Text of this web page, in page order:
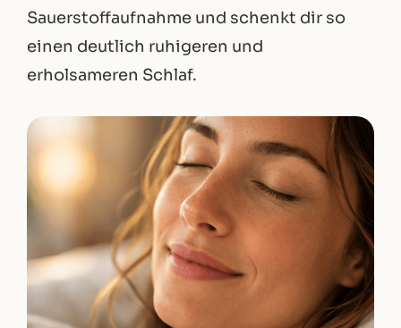
Sauerstoffaufnahme und schenkt dir so
einen deutlich ruhigeren und
erholsameren Schlaf.